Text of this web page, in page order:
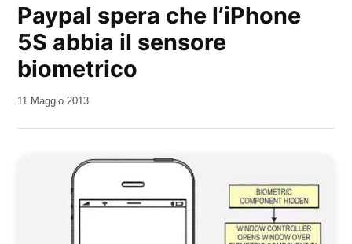
Paypal spera che l’iPhone
5S abbia il sensore
biometrico
da
11 Maggio 2013